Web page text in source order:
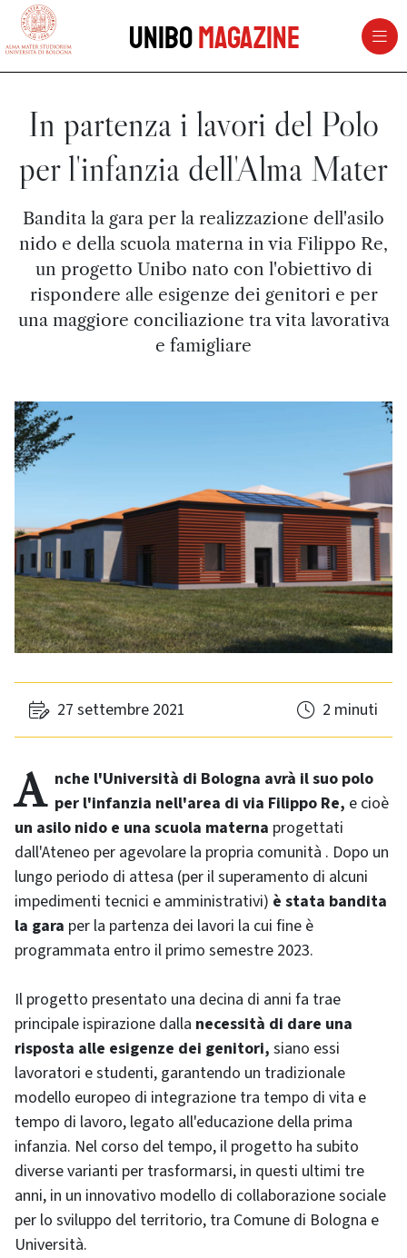
vai al contenuto della pagina
UniboMagazine
In partenza i lavori del Polo
per l'infanzia dell'Alma Mater
Bandita la gara per la realizzazione dell'asilo
nido e della scuola materna in via Filippo Re,
un progetto Unibo nato con l'obiettivo di
rispondere alle esigenze dei genitori e per
una maggiore conciliazione tra vita lavorativa
e famigliare
27 settembre 2021 2 minuti
Anche l'Università di Bologna avrà il suo polo per l'infanzia nell'area di via Filippo Re, e cioè
un asilo nido e una scuola materna progettati
dall'Ateneo per agevolare la propria comunità . Dopo un
lungo periodo di attesa (per il superamento di alcuni
impedimenti tecnici e amministrativi) è stata bandita
la gara per la partenza dei lavori la cui fine è
programmata entro il primo semestre 2023.
Il progetto presentato una decina di anni fa trae
principale ispirazione dalla necessità di dare una
risposta alle esigenze dei genitori, siano essi
lavoratori e studenti, garantendo un tradizionale
modello europeo di integrazione tra tempo di vita e
tempo di lavoro, legato all'educazione della prima
infanzia. Nel corso del tempo, il progetto ha subito
diverse varianti per trasformarsi, in questi ultimi tre
anni, in un innovativo modello di collaborazione sociale
per lo sviluppo del territorio, tra Comune di Bologna e
Università.